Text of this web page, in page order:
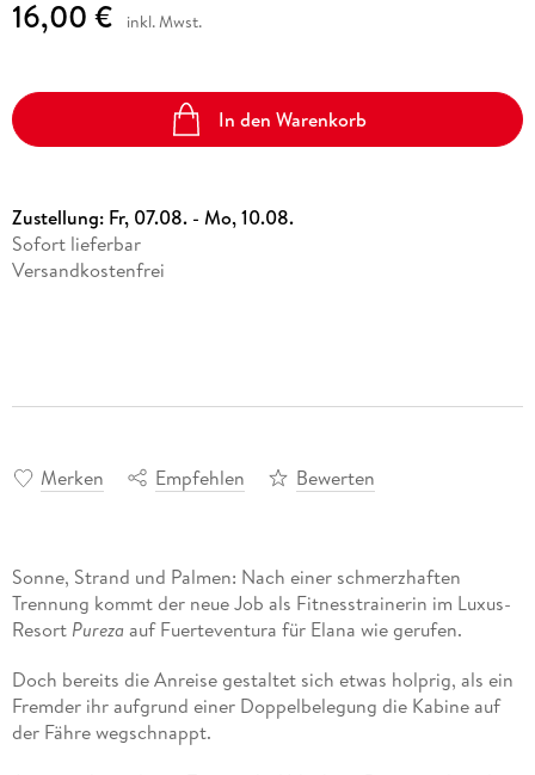
16,00 € inkl. Mwst.
In den Warenkorb
Zustellung: Fr, 07.08. - Mo, 10.08.
Sofort lieferbar
Versandkostenfrei
Merken Empfehlen Bewerten
Sonne, Strand und Palmen: Nach einer schmerzhaften
Trennung kommt der neue Job als Fitnesstrainerin im Luxus-
Resort Pureza auf Fuerteventura für Elana wie gerufen.
Doch bereits die Anreise gestaltet sich etwas holprig, als ein
Fremder ihr aufgrund einer Doppelbelegung die Kabine auf
der Fähre wegschnappt.